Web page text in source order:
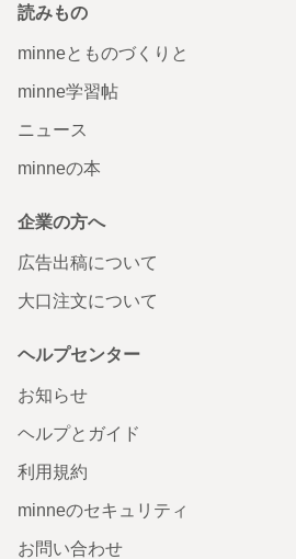
読みもの
minneとものづくりと
minne学習帖
ニュース
minneの本
企業の方へ
広告出稿について
大口注文について
ヘルプセンター
お知らせ
ヘルプとガイド
利用規約
minneのセキュリティ
お問い合わせ